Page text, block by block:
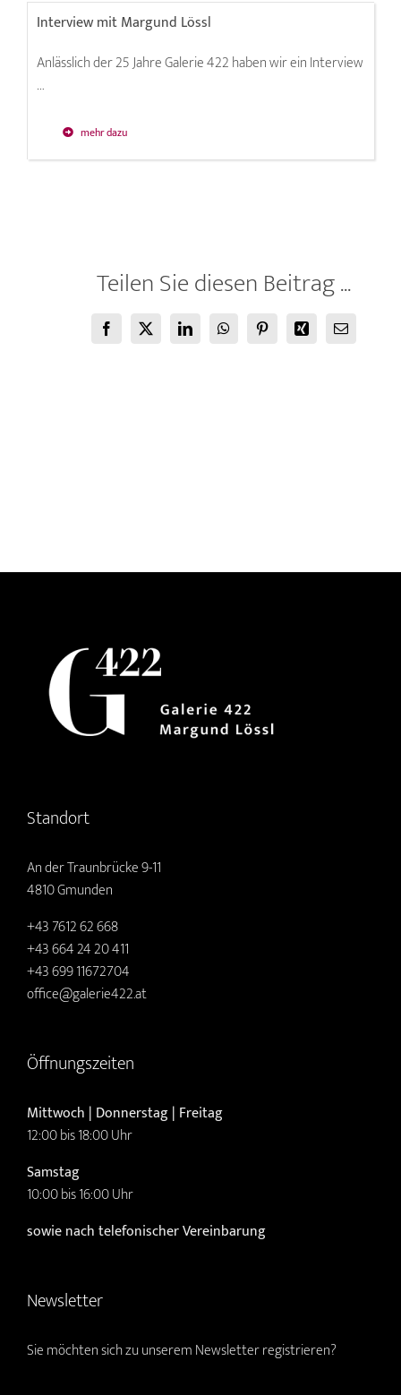
Interview mit Margund Lössl
Anlässlich der 25 Jahre Galerie 422 haben wir ein Interview
…
mehr dazu
Teilen Sie diesen Beitrag ...
Facebook
X LinkedInWhatsAppPinterestXing
E-
Standort
An der Traunbrücke 9-11
4810 Gmunden
+43 7612 62 668
+43 664 24 20 411
+43 699 11672704
office@galerie422.at
Öffnungszeiten
Mittwoch | Donnerstag | Freitag
12:00 bis 18:00 Uhr
Samstag
10:00 bis 16:00 Uhr
sowie nach telefonischer Vereinbarung
Newsletter
Sie möchten sich zu unserem Newsletter registrieren?